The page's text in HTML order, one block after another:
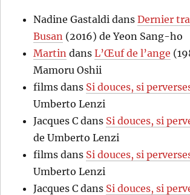
Nadine Gastaldi dansDernier
Busan (2016) de Yeon Sang-ho
Martin dansL’Œuf de l’ange
Mamoru Oshii
films dans Si douces, si
Umberto Lenzi
Jacques C dans Si douces, si
de Umberto Lenzi
films dans Si douces, si
Umberto Lenzi
Jacques C dans Si douces, si